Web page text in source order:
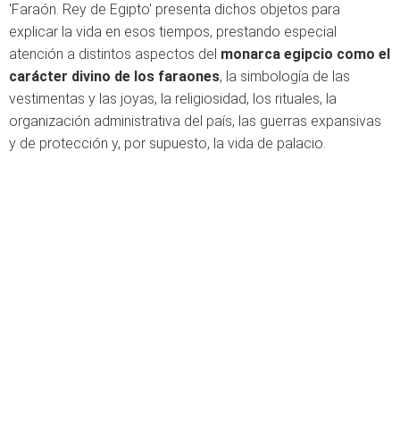
'Faraón. Rey de Egipto' presenta dichos objetos para
explicar la vida en esos tiempos, prestando especial
atención a distintos aspectos del monarca egipcio como el
carácter divino de los faraones, la simbología de las
vestimentas y las joyas, la religiosidad, los rituales, la
organización administrativa del país, las guerras expansivas
y de protección y, por supuesto, la vida de palacio.